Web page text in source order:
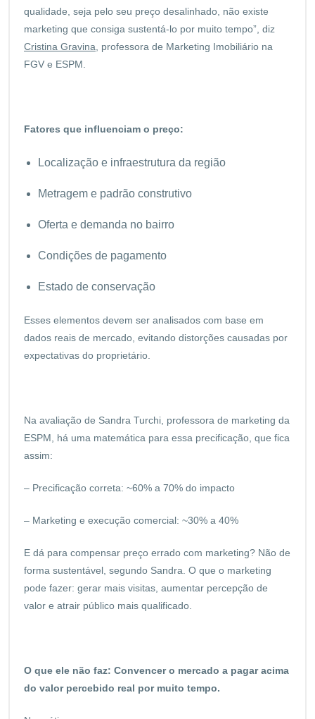
qualidade, seja pelo seu preço desalinhado, não existe
marketing que consiga sustentá-lo por muito tempo”, diz
Cristina Gravina , professora de Marketing Imobiliário na
FGV e ESPM.
Fatores que influenciam o preço:
Localização e infraestrutura da região
Metragem e padrão construtivo
Oferta e demanda no bairro
Condições de pagamento
Estado de conservação
Esses elementos devem ser analisados com base em
dados reais de mercado, evitando distorções causadas por
expectativas do proprietário.
Na avaliação de Sandra Turchi, professora de marketing da
ESPM, há uma matemática para essa precificação, que fica
assim:
– Precificação correta: ~60% a 70% do impacto
– Marketing e execução comercial: ~30% a 40%
E dá para compensar preço errado com marketing? Não de
forma sustentável, segundo Sandra. O que o marketing
pode fazer: gerar mais visitas, aumentar percepção de
valor e atrair público mais qualificado.
O que ele não faz: Convencer o mercado a pagar acima
do valor percebido real por muito tempo.